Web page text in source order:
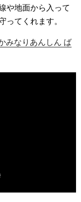
や地面から入って
ってくれます。
みなりあんしん ば